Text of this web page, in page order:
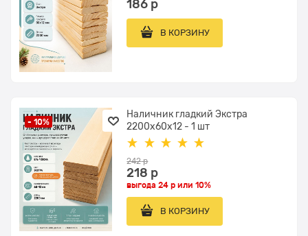
186 р
В КОРЗИНУ
- 10%
Наличник гладкий Экстра
2200x60x12 - 1 шт
242 р
218 р
выгода24 р или10%
В КОРЗИНУ